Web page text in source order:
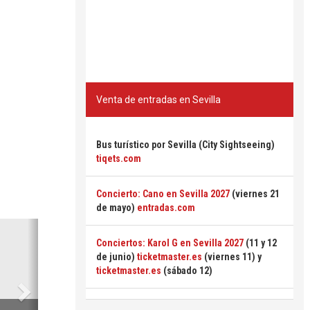
Siguiente
Venta de entradas en Sevilla
Bus turístico por Sevilla (City Sightseeing)
tiqets.com
Concierto: Cano en Sevilla 2027 (viernes 21
de mayo) entradas.com
Conciertos: Karol G en Sevilla 2027 (11 y 12
de junio) ticketmaster.es (viernes 11) y
ticketmaster.es (sábado 12)